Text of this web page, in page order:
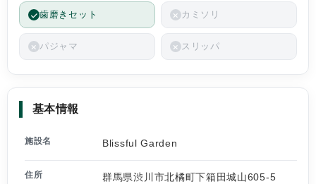
歯磨きセット カミソリ
パジャマ スリッパ
基本情報
施設名 Blissful Garden
住所 群馬県渋川市北橘町下箱田城山605-5